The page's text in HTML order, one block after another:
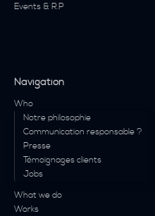
Events & R.P
Navigation
Who
Notre philosophie
Communication responsable ?
Presse
Témoignages clients
Jobs
What we do
Works